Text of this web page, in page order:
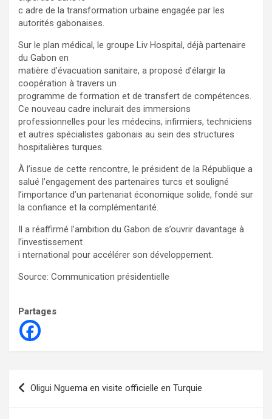
c adre de la transformation urbaine engagée par les
autorités gabonaises.
Sur le plan médical, le groupe Liv Hospital, déjà partenaire
du Gabon en
matière d’évacuation sanitaire, a proposé d’élargir la
coopération à travers un
programme de formation et de transfert de compétences.
Ce nouveau cadre inclurait des immersions
professionnelles pour les médecins, infirmiers, techniciens
et autres spécialistes gabonais au sein des structures
hospitalières turques.
À l’issue de cette rencontre, le président de la République a
salué l’engagement des partenaires turcs et souligné
l’importance d’un partenariat économique solide, fondé sur
la confiance et la complémentarité.
Il a réaffirmé l’ambition du Gabon de s’ouvrir davantage à
l’investissement
i nternational pour accélérer son développement.
Source: Communication présidentielle
Partages
Navigation
de
Oligui Nguema en visite officielle en Turquie